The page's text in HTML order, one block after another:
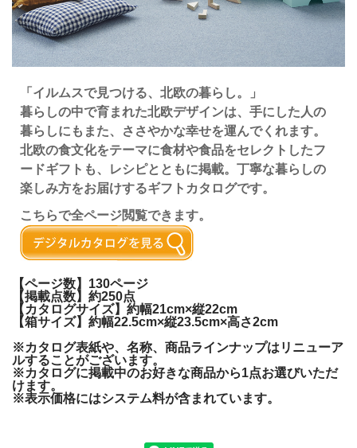
「イルムスで見つける、北欧の暮らし。」
暮らしの中で育まれた北欧デザインは、手にした人の
暮らしにもまた、ささやかな幸せを運んでくれます。
北欧の食文化をテーマに食材や食品をセレクトしたフ
ードギフトも、レシピとともに掲載。丁寧な暮らしの
楽しみ方をお届けするギフトカタログです。
こちらで全ページ閲覧できます。
【ページ数】130ページ
【掲載点数】約250点
【カタログサイズ】約幅21cm×縦22cm
【箱サイズ】約幅22.5cm×縦23.5cm×高さ2cm
※カタログ表紙や、名称、商品ラインナップはリニューア
ルすることがございます。
※カタログに掲載中のお好きな商品から1点お選びいただ
けます。
※表示価格にはシステム料が含まれています。